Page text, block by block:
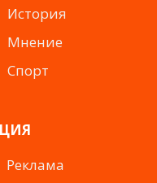
История
Мнение
Спорт
Реклама